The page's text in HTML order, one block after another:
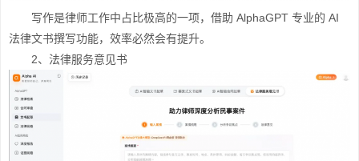
写作是律师工作中占比极高的一项，借助 AlphaGPT 专业的 AI
法律文书撰写功能，效率必然会有提升。
2、法律服务意见书